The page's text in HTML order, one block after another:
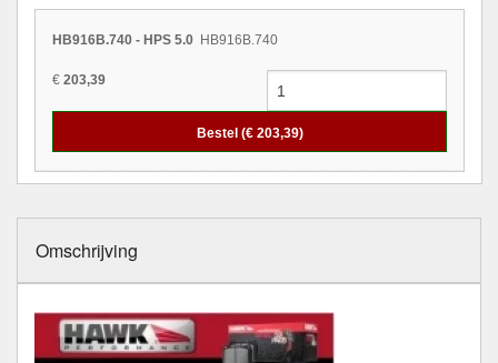
HB916B.740 - HPS 5.0 HB916B.740
€ 203,39
Bestel (€ 203,39)
Omschrijving